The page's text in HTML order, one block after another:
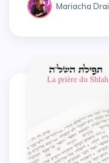
Mariacha Drai